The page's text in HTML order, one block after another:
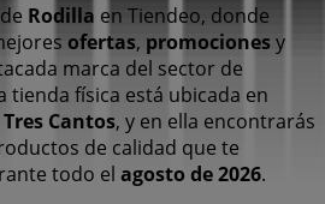
Rodilla en Tiendeo, donde
ofertas, promocionesy
marca del sector de
tienda física está ubicada en
Tres Cantos, y en ella encontrarás
de calidad que te
todo el agosto de 2026.